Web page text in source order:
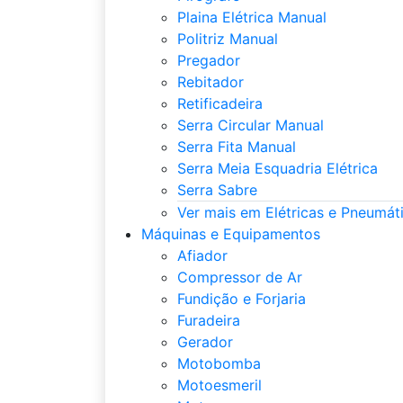
Plaina Elétrica Manual
Politriz Manual
Pregador
Rebitador
Retificadeira
Serra Circular Manual
Serra Fita Manual
Serra Meia Esquadria Elétrica
Serra Sabre
Ver mais em Elétricas e
Máquinas e Equipamentos
Afiador
Compressor de Ar
Fundição e Forjaria
Furadeira
Gerador
Motobomba
Motoesmeril